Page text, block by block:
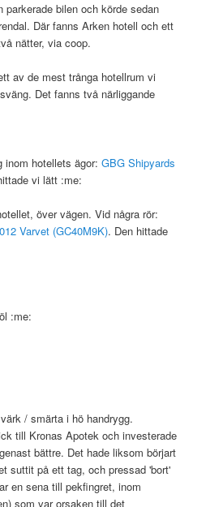
parkerade bilen och körde sedan
Där fanns Arken hotell och ett
nätter, via coop.
av de mest trånga hotellrum vi
Det fanns två närliggande
inom hotellets ägor:GBG Shipyards
vi lätt :me:
över vägen. Vid några rör:
Varvet (GC40M9K). Den hittade
:me:
/ smärta i hö handrygg.
till Kronas Apotek och investerade
bättre. Det hade liksom börjart
suttit på ett tag, och pressad 'bort'
en sena till pekfingret, inom
som var orsaken till det